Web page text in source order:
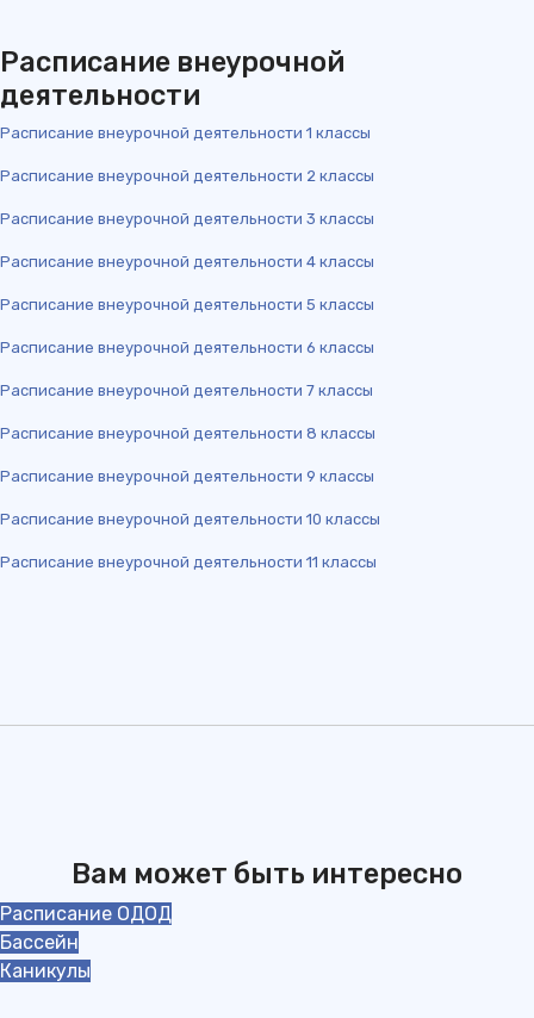
Расписание внеурочной
деятельности
Расписание внеурочной деятельности 1 классы
Расписание внеурочной деятельности 2 классы
Расписание внеурочной деятельности 3 классы
Расписание внеурочной деятельности 4 классы
Расписание внеурочной деятельности 5 классы
Расписание внеурочной деятельности 6 классы
Расписание внеурочной деятельности 7 классы
Расписание внеурочной деятельности 8 классы
Расписание внеурочной деятельности 9 классы
Расписание внеурочной деятельности 10 классы
Расписание внеурочной деятельности 11 классы
Вам может быть интересно
Расписание ОДОД
Бассейн
Каникулы